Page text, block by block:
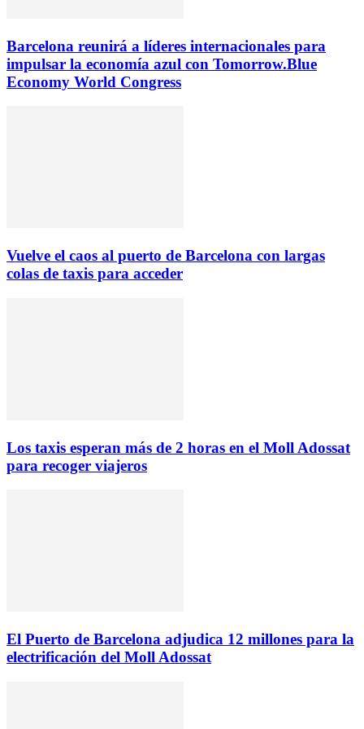
Barcelona reunirá a líderes internacionales para
impulsar la economía azul con Tomorrow.Blue
Economy World Congress
Vuelve el caos al puerto de Barcelona con largas
colas de taxis para acceder
Los taxis esperan más de 2 horas en el Moll Adossat
para recoger viajeros
El Puerto de Barcelona adjudica 12 millones para la
electrificación del Moll Adossat